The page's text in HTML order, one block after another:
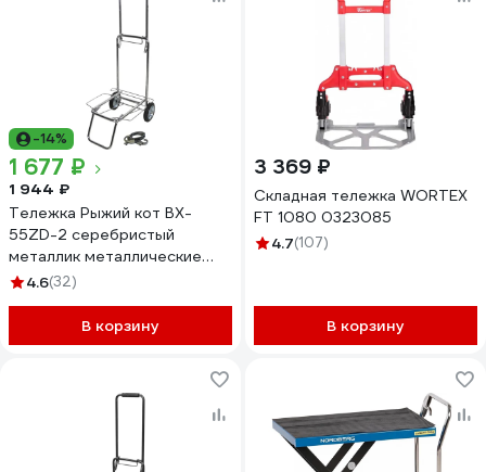
-14%
1 677 ₽
1 944 ₽
Тележка Рыжий кот BX-
55ZD-2 серебристый
металлик металлические
колеса 55 кг 0 93533
4.6(32)
В корзину
3 369 ₽
Складная тележка WORTEX
FT 1080 0323085
4.7(107)
В корзину